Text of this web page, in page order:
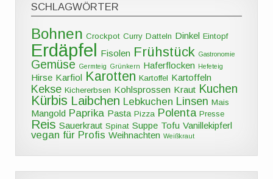
SCHLAGWÖRTER
Bohnen Crockpot Curry Datteln Dinkel Eintopf
Erdäpfel Fisolen Frühstück Gastronomie
Gemüse Germteig Grünkern Haferflocken Hefeteig
Hirse Karfiol Karotten Kartoffel Kartoffeln
Kekse Kichererbsen Kohlsprossen Kraut Kuchen
Kürbis Laibchen Lebkuchen Linsen Mais
Mangold Paprika Pasta Pizza Polenta Presse
Reis Sauerkraut Spinat Suppe Tofu Vanillekipferl
vegan für Profis Weihnachten Weißkraut